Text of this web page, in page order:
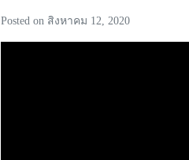
Posted on สิงหาคม 12, 2020